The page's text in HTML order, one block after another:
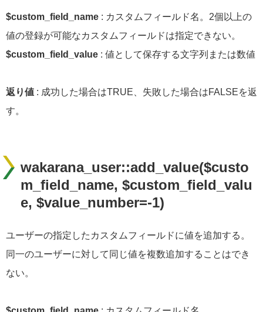
$custom_field_name : カスタムフィールド名。2個以上の
値の登録が可能なカスタムフィールドは指定できない。
$custom_field_value : 値として保存する文字列または数値
返り値 : 成功した場合はTRUE、失敗した場合はFALSEを返
す。
wakarana_user::add_value($custo
m_field_name, $custom_field_valu
e, $value_number=-1)
ユーザーの指定したカスタムフィールドに値を追加する。
同一のユーザーに対して同じ値を複数追加することはでき
ない。